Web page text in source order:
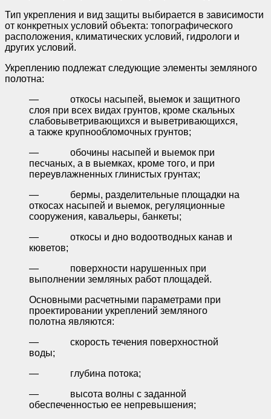
Тип укрепления и вид защиты выбирается в зависимости
от конкретных условий объекта: топографического
расположения, климатических условий, гидрологи и
других условий.
Укреплению подлежат следующие элементы земляного
полотна:
— откосы насыпей, выемок и защитного
слоя при всех видах грунтов, кроме скальных
слабовыветривающихся и выветривающихся,
а также крупнообломочных грунтов;
— обочины насыпей и выемок при
песчаных, а в выемках, кроме того, и при
переувлажненных глинистых грунтах;
— бермы, разделительные площадки на
откосах насыпей и выемок, регуляционные
сооружения, кавальеры, банкеты;
— откосы и дно водоотводных канав и
кюветов;
— поверхности нарушенных при
выполнении земляных работ площадей.
Основными расчетными параметрами при
проектировании укреплений земляного
полотна являются:
— скорость течения поверхностной
воды;
— глубина потока;
— высота волны с заданной
обеспеченностью ее непревышения;